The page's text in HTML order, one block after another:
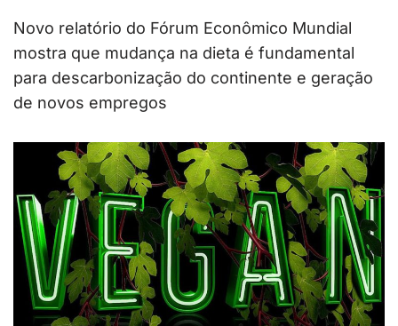
Novo relatório do Fórum Econômico Mundial
mostra que mudança na dieta é fundamental
para descarbonização do continente e geração
de novos empregos